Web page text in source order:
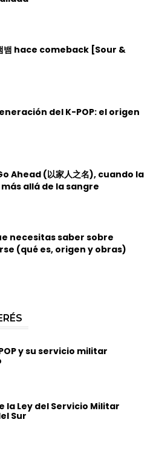
뱀 hace comeback [Sour &
del K-POP: el origen
Ahead (以家人之名), cuando la
allá de la sangre
necesitas saber sobre
(qué es, origen y obras)
y su servicio militar
la Ley del Servicio Militar
Sur